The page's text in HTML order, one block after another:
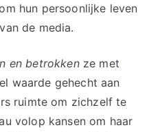
hun persoonlijke leven
de media.
en betrokkenze met
waarde gehecht aan
ruimte om zichzelf te
volop kansen om haar